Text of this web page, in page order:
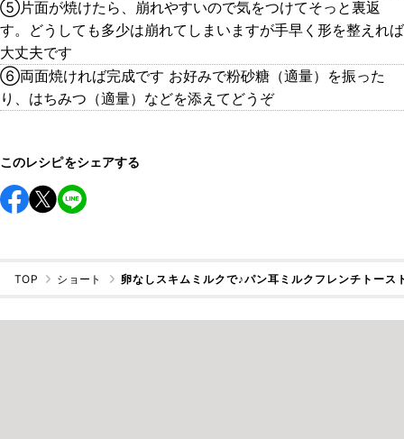
⑤片面が焼けたら、崩れやすいので気をつけてそっと裏返
す。どうしても多少は崩れてしまいますが手早く形を整えれば
大丈夫です
⑥両面焼ければ完成です お好みで粉砂糖（適量）を振った
り、はちみつ（適量）などを添えてどうぞ
このレシピをシェアする
TOP ショート 卵なしスキムミルクで♪パン耳ミルクフレンチトース